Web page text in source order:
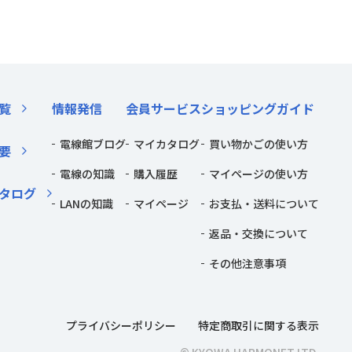
ログ
情報発信
電線館ブログ
電線の知識
LANの知識
会員サービス
マイカタログ
購入履歴
マイページ
ショッピングガイド
買い物かごの使い方
マイページの使い方
お支払・送料について
返品・交換について
その他注意事項
プライバシーポリシー
特定商取引に関する表示